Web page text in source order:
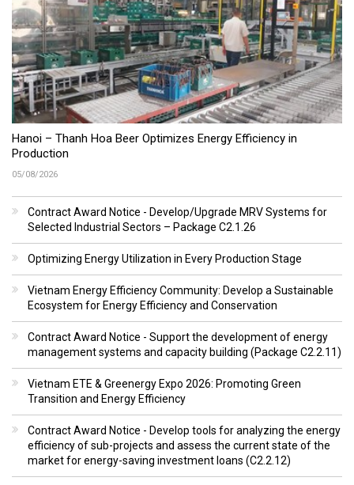
Hanoi – Thanh Hoa Beer Optimizes Energy Efficiency in
Production
05/08/2026
Contract Award Notice - Develop/Upgrade MRV Systems for
Selected Industrial Sectors – Package C2.1.26
Optimizing Energy Utilization in Every Production Stage
Vietnam Energy Efficiency Community: Develop a Sustainable
Ecosystem for Energy Efficiency and Conservation
Contract Award Notice - Support the development of energy
management systems and capacity building (Package C2.2.11)
Vietnam ETE & Greenergy Expo 2026: Promoting Green
Transition and Energy Efficiency
Contract Award Notice - Develop tools for analyzing the energy
efficiency of sub-projects and assess the current state of the
market for energy-saving investment loans (C2.2.12)